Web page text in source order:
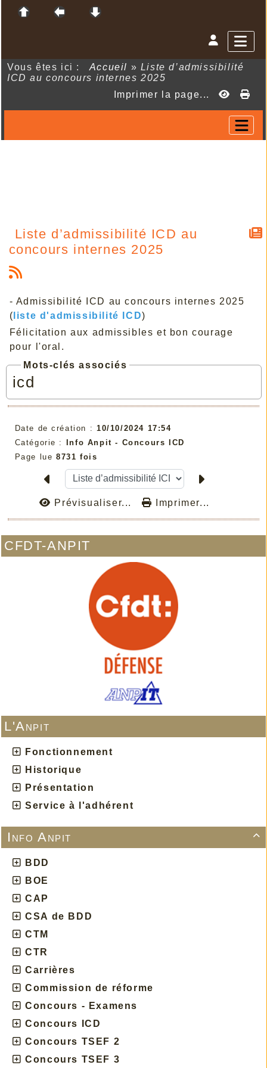
Vous êtes ici : Accueil » Liste d’admissibilité
ICD au concours internes 2025
Imprimer la page...
CFDT-ANPIT
L'Anpit
Fonctionnement
Historique
Présentation
Service à l'adhérent

Info Anpit
BDD
BOE
CAP
CSA de BDD
CTM
CTR
Carrières
Commission de réforme
Concours - Examens
Concours ICD
Concours TSEF 2
Concours TSEF 3
Liste d’admissibilité ICD au
concours internes 2025
- Admissibilité ICD au concours internes 2025
( liste d'admissibilité ICD)
Félicitation aux admissibles et bon courage
pour l'oral.
Mots-clés associés
icd
Date de création : 10/10/2024 17:54
Catégorie : Info Anpit - Concours ICD
Page lue 8731 fois
Prévisualiser... Imprimer...